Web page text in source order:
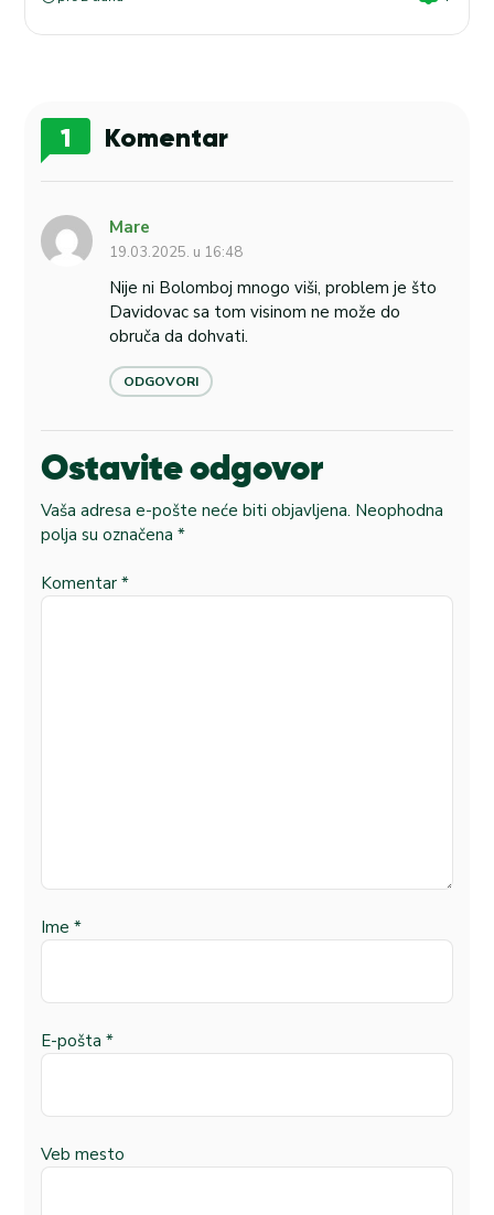
1 Komentar
Mare
19.03.2025. u 16:48
Nije ni Bolomboj mnogo viši, problem je što
Davidovac sa tom visinom ne može do
obruča da dohvati.
ODGOVORI
Ostavite odgovor
Vaša adresa e-pošte neće biti objavljena. Neophodna
polja su označena *
Komentar *
Ime *
E-pošta *
Veb mesto